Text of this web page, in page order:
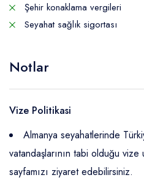
Şehir konaklama vergileri
Seyahat sağlık sigortası
Notlar
Vize Politikasi
Almanya seyahatlerinde
vatandaşlarının tabi olduğu
sayfamızı ziyaret edebilirsiniz.